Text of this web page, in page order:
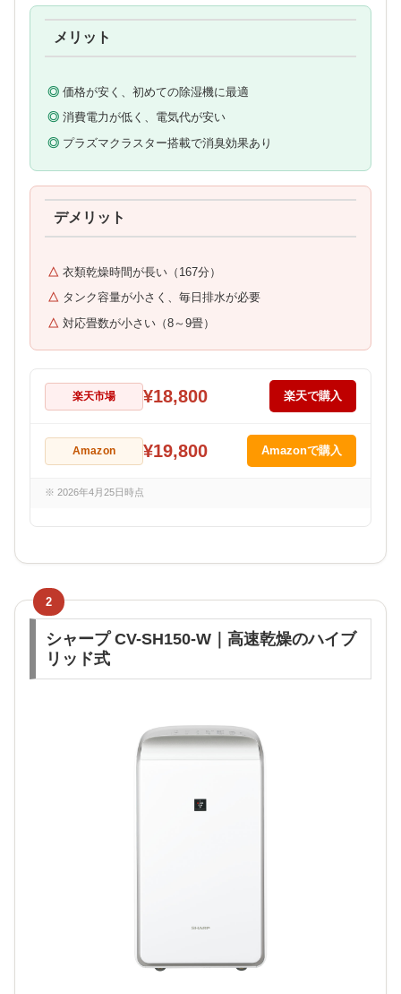
メリット
価格が安く、初めての除湿機に最適
消費電力が低く、電気代が安い
プラズマクラスター搭載で消臭効果あり
デメリット
衣類乾燥時間が長い（167分）
タンク容量が小さく、毎日排水が必要
対応畳数が小さい（8～9畳）
楽天市場 ¥18,800 楽天で購入
Amazon ¥19,800 Amazonで購入
※ 2026年4月25日時点
2
シャープ CV-SH150-W｜高速乾燥のハイブ
リッド式